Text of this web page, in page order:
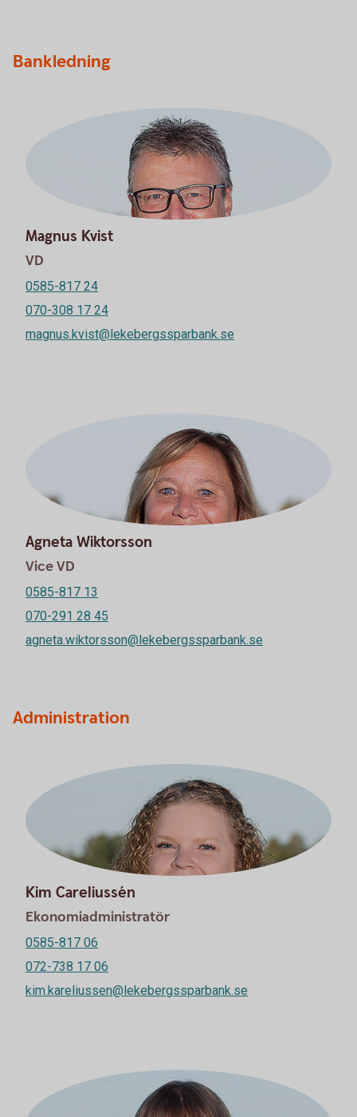
Bankledning
Magnus Kvist
VD
0585-817 24
070-308 17 24
magnus.kvist@lekebergssparbank.se
Agneta Wiktorsson
Vice VD
0585-817 13
070-291 28 45
agneta.wiktorsson@lekebergssparbank.se
Administration
Kim Careliussén
Ekonomiadministratör
0585-817 06
072-738 17 06
kim.kareliussen@lekebergssparbank.se